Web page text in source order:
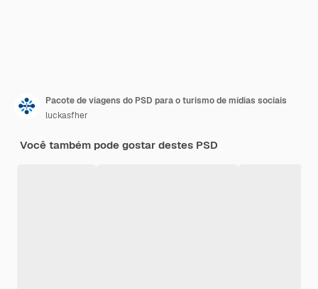
Pacote de viagens do PSD para o turismo de mídias sociais
luckasfher
Você também pode gostar destes PSD